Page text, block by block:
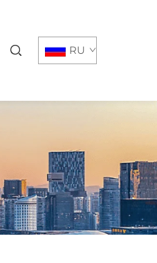
RU